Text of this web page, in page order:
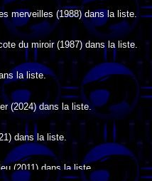
merveilles (1988) dans la liste.
du miroir (1987) dans la liste.
la liste.
(2024) dans la liste.
dans la liste.
(2011) dans la liste.